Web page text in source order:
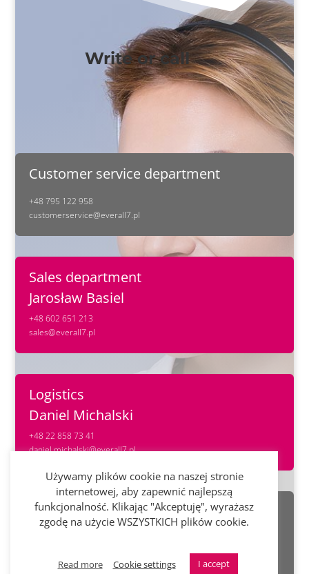
Write or call
Customer service department
+48 795 122 958
customerservice@everall7.pl
Sales department
Jarosław Basiel
+48 602 651 213
sales@everall7.pl
Logistics
Daniel Michalski
+48 22 858 73 41
daniel.michalski@everall7.pl
Finance department
Mariusz Wolski
mariusz.wolski@everall7.pl
Używamy plików cookie na naszej stronie
internetowej, aby zapewnić najlepszą
funkcjonalność. Klikając "Akceptuję", wyrażasz
zgodę na użycie WSZYSTKICH plików cookie.
Read more Cookie settings I accept